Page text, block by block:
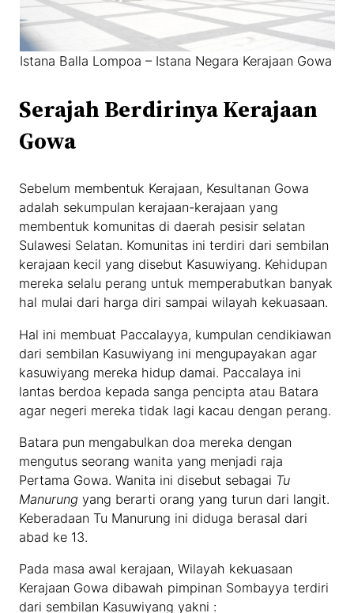
Istana Balla Lompoa – Istana Negara Kerajaan Gowa
Serajah Berdirinya Kerajaan
Gowa
Sebelum membentuk Kerajaan, Kesultanan Gowa
adalah sekumpulan kerajaan-kerajaan yang
membentuk komunitas di daerah pesisir selatan
Sulawesi Selatan. Komunitas ini terdiri dari sembilan
kerajaan kecil yang disebut Kasuwiyang. Kehidupan
mereka selalu perang untuk memperabutkan banyak
hal mulai dari harga diri sampai wilayah kekuasaan.
Hal ini membuat Paccalayya, kumpulan cendikiawan
dari sembilan Kasuwiyang ini mengupayakan agar
kasuwiyang mereka hidup damai. Paccalaya ini
lantas berdoa kepada sanga pencipta atau Batara
agar negeri mereka tidak lagi kacau dengan perang.
Batara pun mengabulkan doa mereka dengan
mengutus seorang wanita yang menjadi raja
Pertama Gowa. Wanita ini disebut sebagai Tu
Manurung yang berarti orang yang turun dari langit.
Keberadaan Tu Manurung ini diduga berasal dari
abad ke 13.
Pada masa awal kerajaan, Wilayah kekuasaan
Kerajaan Gowa dibawah pimpinan Sombayya terdiri
dari sembilan Kasuwiyang yakni :